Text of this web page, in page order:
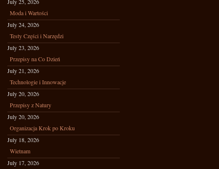
Moda i Wartości
July 24, 2026
Testy Części i Narzędzi
July 23, 2026
Przepisy na Co Dzień
July 21, 2026
Technologie i Innowacje
July 20, 2026
Przepisy z Natury
July 20, 2026
Organizacja Krok po Kroku
July 18, 2026
Wietnam
July 17, 2026